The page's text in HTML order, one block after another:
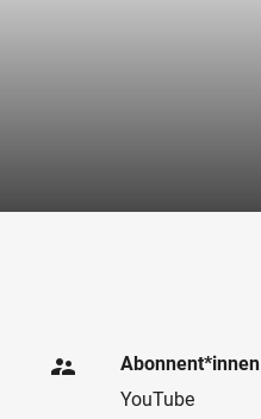
supervisor_account
Abonnent*innen
YouTube